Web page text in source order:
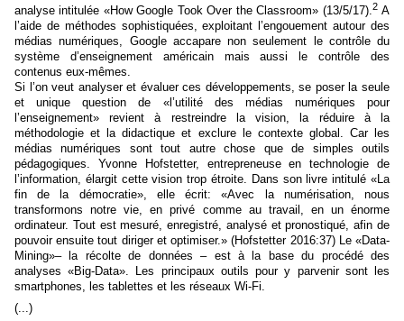
analyse intitulée «How Google Took Over the Classroom» (13/5/17).2 A
l’aide de méthodes sophistiquées, exploitant l’engouement autour des
médias numériques, Google accapare non seulement le contrôle du
système d’enseignement américain mais aussi le contrôle des
contenus eux-mêmes.
Si l’on veut analyser et évaluer ces développements, se poser la seule
et unique question de «l’utilité des médias numériques pour
l’enseignement» revient à restreindre la vision, la réduire à la
méthodologie et la didactique et exclure le contexte global. Car les
médias numériques sont tout autre chose que de simples outils
pédagogiques. Yvonne Hofstetter, entrepreneuse en technologie de
l’information, élargit cette vision trop étroite. Dans son livre intitulé «La
fin de la démocratie», elle écrit: «Avec la numérisation, nous
transformons notre vie, en privé comme au travail, en un énorme
ordinateur. Tout est mesuré, enregistré, analysé et pronostiqué, afin de
pouvoir ensuite tout diriger et optimiser.» (Hofstetter 2016:37) Le «Data-
Mining»– la récolte de données – est à la base du procédé des
analyses «Big-Data». Les principaux outils pour y parvenir sont les
smartphones, les tablettes et les réseaux Wi-Fi.
(...)